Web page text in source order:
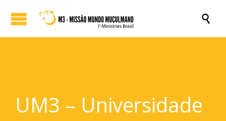

UM3 – Universidade